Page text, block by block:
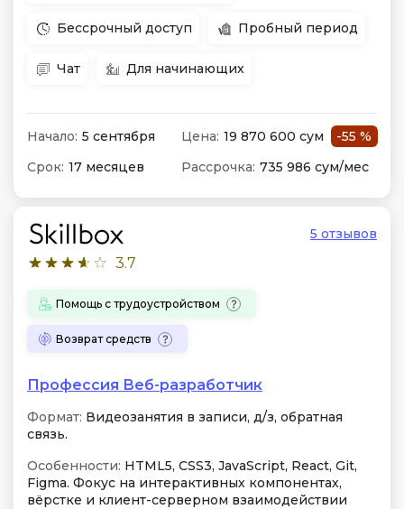
Бессрочный доступ Пробный период
Чат Для начинающих
Начало: 5 сентября Цена: 19 870 600 сум
-55 %
Срок: 17 месяцев Рассрочка: 735 986 сум/мес
3.7
5 отзывов
Помощь с трудоустройством
Возврат средств
Профессия Веб-разработчик
Формат: Видеозанятия в записи, д/з, обратная
связь.
Особенности: HTML5, CSS3, JavaScript, React, Git,
Figma. Фокус на интерактивных компонентах,
вёрстке и клиент-серверном взаимодействии